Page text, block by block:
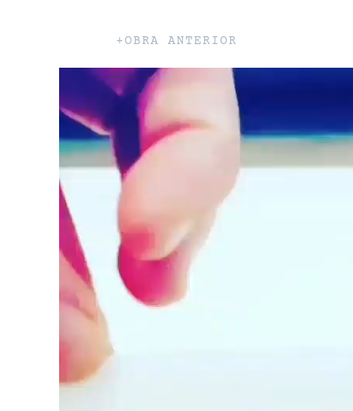
+OBRA ANTERIOR